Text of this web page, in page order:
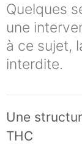
Quelques
une
à ce sujet,
interdite.
Une
THC